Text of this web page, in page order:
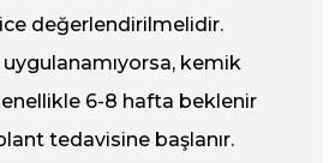
değerlendirilmelidir.
kemik
6-8 hafta beklenir
tedavisine başlanır.